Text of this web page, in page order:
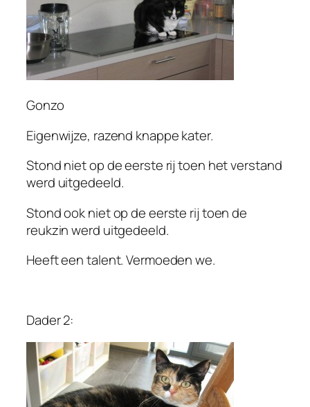
Gonzo
Eigenwijze, razend knappe kater.
Stond niet op de eerste rij toen het verstand
werd uitgedeeld.
Stond ook niet op de eerste rij toen de
reukzin werd uitgedeeld.
Heeft een talent. Vermoeden we.
Dader 2: